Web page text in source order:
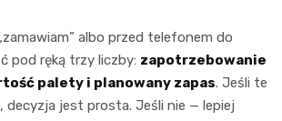
albo przed telefonem do
pod ręką trzy liczby: zapotrzebowanie
palety i planowany zapas. Jeśli te
decyzja jest prosta. Jeśli nie — lepiej